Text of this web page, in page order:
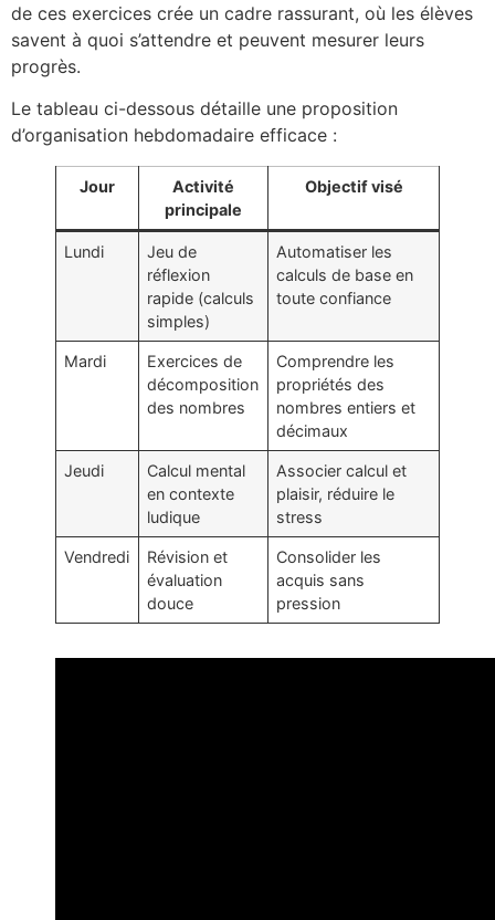
de ces exercices crée un cadre rassurant, où les élèves
savent à quoi s’attendre et peuvent mesurer leurs
progrès.
Le tableau ci-dessous détaille une proposition
d’organisation hebdomadaire efficace :
Jour
Activité
principale
Objectif visé
Lundi
Jeu de
réflexion
rapide (calculs
simples)
Automatiser les
calculs de base en
toute confiance
Mardi
Exercices de
décomposition
des nombres
Comprendre les
propriétés des
nombres entiers et
décimaux
Jeudi
Calcul mental
en contexte
ludique
Associer calcul et
plaisir, réduire le
stress
Vendredi
Révision et
évaluation
douce
Consolider les
acquis sans
pression